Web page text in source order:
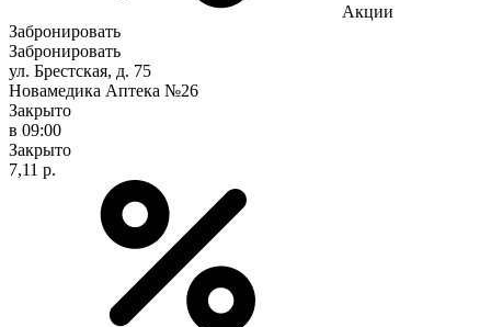
Акции
Забронировать
Забронировать
ул. Брестская, д. 75
Новамедика Аптека №26
Закрыто
в 09:00
Закрыто
7,11 р.